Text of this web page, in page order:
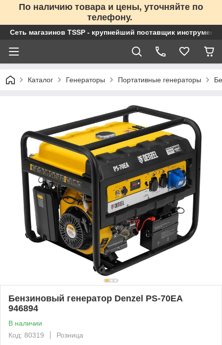
По наличию товара и цены, уточняйте по
телефону.
Сеть магазинов TSSP - крупнейший поставщик
Каталог Генераторы Портативные генераторы
Бензиновый генератор Denzel PS-70EA
946894
В наличии
Код: 80319
Розница